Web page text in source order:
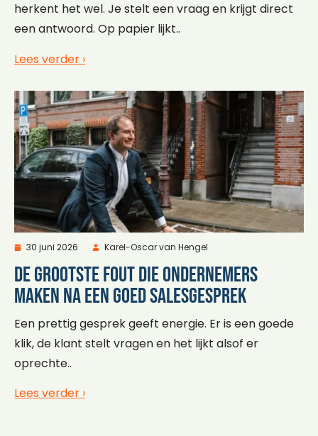
herkent het wel. Je stelt een vraag en krijgt direct
een antwoord. Op papier lijkt..
Lees verder ›
30 juni 2026 Karel-Oscar van Hengel
De grootste fout die ondernemers
maken na een goed salesgesprek
Een prettig gesprek geeft energie. Er is een goede
klik, de klant stelt vragen en het lijkt alsof er
oprechte..
Lees verder ›